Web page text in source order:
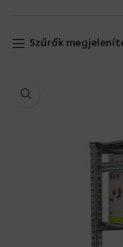
Szűrők